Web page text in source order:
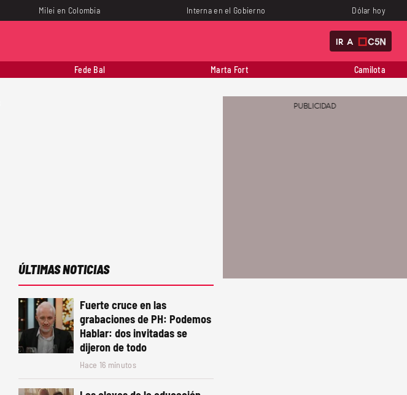
Milei en Colombia Interna en el Gobierno Dólar hoy
IR A
Fede Bal Marta Fort Camilota
ÚLTIMAS NOTICIAS
Fuerte cruce en las
grabaciones de PH: Podemos
Hablar: dos invitadas se
dijeron de todo
Hace 16 minutos